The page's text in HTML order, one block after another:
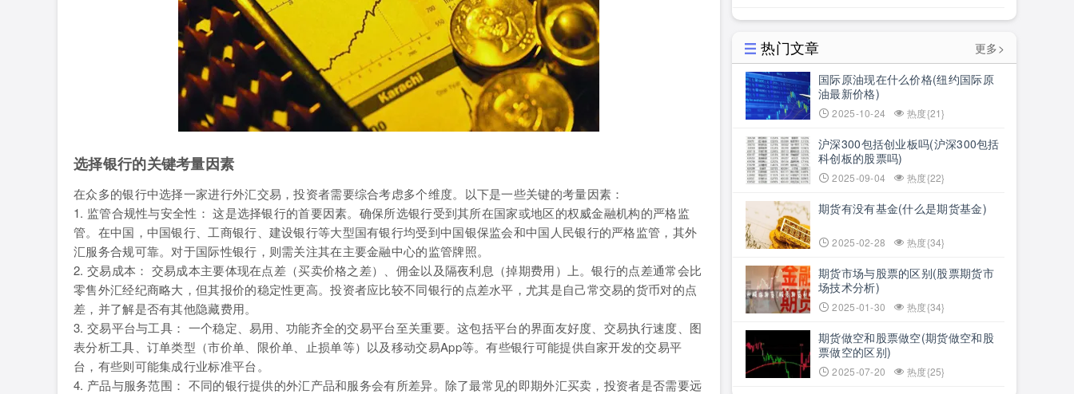
选择银行的关键考量因素
在众多的银行中选择一家进行外汇交易，投资者需要综合考虑多个维度。以下是一些关键的考量因素：
1. 监管合规性与安全性： 这是选择银行的首要因素。确保所选银行受到其所在国家或地区的权威金融机构的严格监
管。在中国，中国银行、工商银行、建设银行等大型国有银行均受到中国银保监会和中国人民银行的严格监管，其外
汇服务合规可靠。对于国际性银行，则需关注其在主要金融中心的监管牌照。
2. 交易成本： 交易成本主要体现在点差（买卖价格之差）、佣金以及隔夜利息（掉期费用）上。银行的点差通常会比
零售外汇经纪商略大，但其报价的稳定性更高。投资者应比较不同银行的点差水平，尤其是自己常交易的货币对的点
差，并了解是否有其他隐藏费用。
3. 交易平台与工具： 一个稳定、易用、功能齐全的交易平台至关重要。这包括平台的界面友好度、交易执行速度、图
表分析工具、订单类型（市价单、限价单、止损单等）以及移动交易App等。有些银行可能提供自家开发的交易平
台，有些则可能集成行业标准平台。
4. 产品与服务范围： 不同的银行提供的外汇产品和服务会有所差异。除了最常见的即期外汇买卖，投资者是否需要远
热门文章
更多>
国际原油现在什么价格(纽约国际原
油最新价格)
2025-10-24 热度{21}
沪深300包括创业板吗(沪深300包括
科创板的股票吗)
2025-09-04 热度{22}
期货有没有基金(什么是期货基金)
2025-02-28 热度{34}
期货市场与股票的区别(股票期货市
场技术分析)
2025-01-30 热度{34}
期货做空和股票做空(期货做空和股
票做空的区别)
2025-07-20 热度{25}